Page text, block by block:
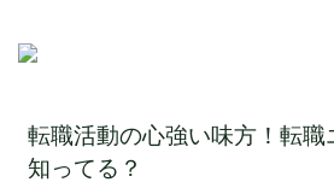
転職活動の心強い味方！転職
知ってる？